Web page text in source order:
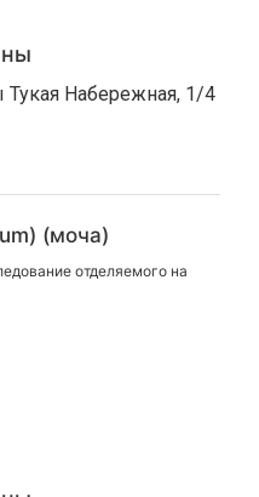
Тукая Набережная, 1/4
(моча)
отделяемого на